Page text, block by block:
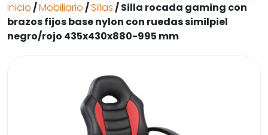
Inicio/Mobiliario/Sillas/ Silla rocada gaming con
brazos fijos base nylon con ruedas similpiel
negro/rojo 435x430x880-995 mm